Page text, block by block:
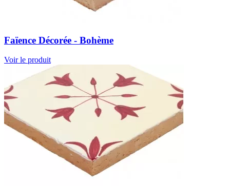
Faïence Décorée - Bohème
Voir le produit